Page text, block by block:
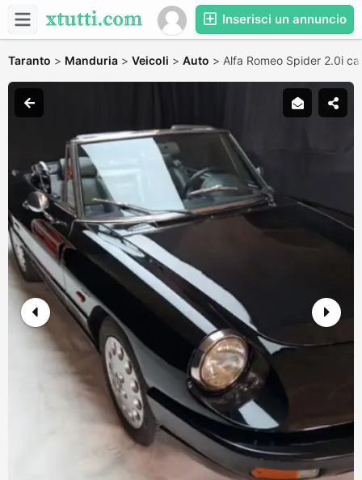
Inserisci un annuncio
Taranto > Manduria > Veicoli > Auto > Alfa Romeo Spider 2.0i